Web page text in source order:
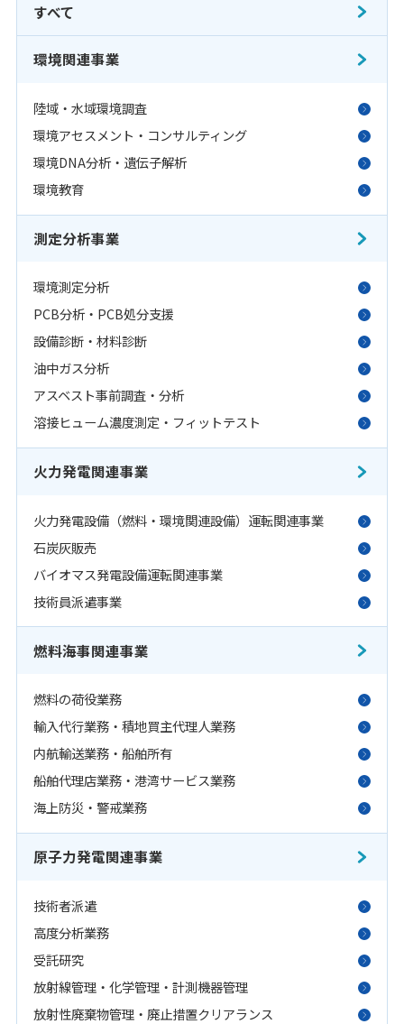
すべて
環境関連事業
陸域・水域環境調査
環境アセスメント・コンサルティング
環境DNA分析・遺伝子解析
環境教育
測定分析事業
環境測定分析
PCB分析・PCB処分支援
設備診断・材料診断
油中ガス分析
アスベスト事前調査・分析
溶接ヒューム濃度測定・フィットテスト
火力発電関連事業
火力発電設備（燃料・環境関連設備）運転関連事業
石炭灰販売
バイオマス発電設備運転関連事業
技術員派遣事業
燃料海事関連事業
燃料の荷役業務
輸入代行業務・積地買主代理人業務
内航輸送業務・船舶所有
船舶代理店業務・港湾サービス業務
海上防災・警戒業務
原子力発電関連事業
技術者派遣
高度分析業務
受託研究
放射線管理・化学管理・計測機器管理
放射性廃棄物管理・廃止措置クリアランス